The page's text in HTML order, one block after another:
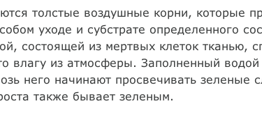
толстые воздушные корни, которые
уходе и субстрате определенного
состоящей из мертвых клеток тканью,
влагу из атмосферы. Заполненный
него начинают просвечивать зеленые
также бывает зеленым.